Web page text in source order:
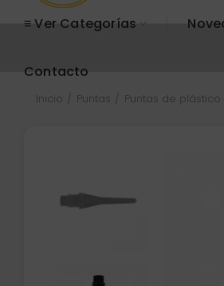
≡ Ver Categorías
Contacto
Inicio Puntas Puntas de plástico